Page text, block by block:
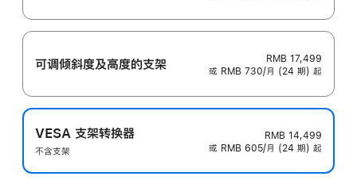
可调倾斜度及高‍度的支‍架
RMB 17,499
或 RMB 730/月 (24 期) 起
VESA 支架转换器
不含支架
RMB 14,499
或 RMB 605/月 (24 期) 起